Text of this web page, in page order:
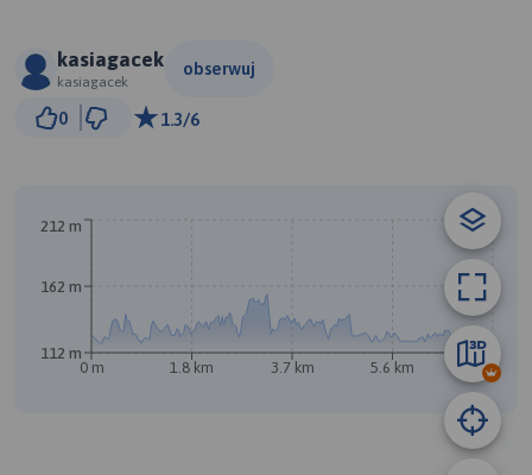
kasiagacek
kasiagacek
obserwuj
0 1.3/6
0 m 1.8 km 3.7 km 5.6 km 7.4 km
112 m
162 m
212 m